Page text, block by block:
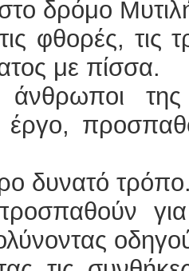
δρόμο
φθορές, τις
με πίσσα.
δυνατό
για